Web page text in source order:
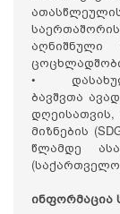
აღნიშნული
•
ბავშვთა
მიზნების
წლამდე
ინფორმაცია